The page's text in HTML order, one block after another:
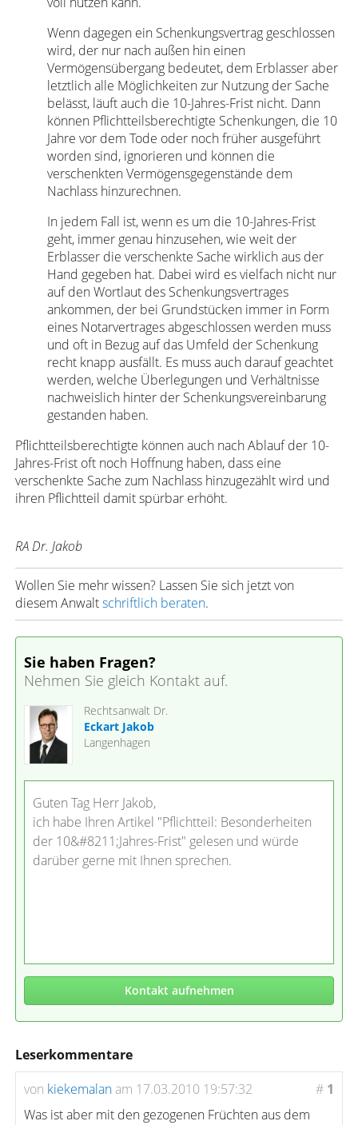
Wenn dagegen ein Schenkungsvertrag geschlossen
wird, der nur nach außen hin einen
Vermögensübergang bedeutet, dem Erblasser aber
letztlich alle Möglichkeiten zur Nutzung der Sache
belässt, läuft auch die 10-Jahres-Frist nicht. Dann
können Pflichtteilsberechtigte Schenkungen, die 10
Jahre vor dem Tode oder noch früher ausgeführt
worden sind, ignorieren und können die
verschenkten Vermögensgegenstände dem
Nachlass hinzurechnen.
In jedem Fall ist, wenn es um die 10-Jahres-Frist
geht, immer genau hinzusehen, wie weit der
Erblasser die verschenkte Sache wirklich aus der
Hand gegeben hat. Dabei wird es vielfach nicht nur
auf den Wortlaut des Schenkungsvertrages
ankommen, der bei Grundstücken immer in Form
eines Notarvertrages abgeschlossen werden muss
und oft in Bezug auf das Umfeld der Schenkung
recht knapp ausfällt. Es muss auch darauf geachtet
werden, welche Überlegungen und Verhältnisse
nachweislich hinter der Schenkungsvereinbarung
gestanden haben.
Pflichtteilsberechtigte können auch nach Ablauf der 10-
Jahres-Frist oft noch Hoffnung haben, dass eine
verschenkte Sache zum Nachlass hinzugezählt wird und
ihren Pflichtteil damit spürbar erhöht.
RA Dr. Jakob
Wollen Sie mehr wissen? Lassen Sie sich jetzt von
diesem Anwaltschriftlich beraten.
Sie haben Fragen?
Nehmen Sie gleich Kontakt auf.
Rechtsanwalt Dr.
Eckart Jakob
Langenhagen
Guten Tag Herr Jakob,
ich habe Ihren Artikel "Pflichtteil: Besonderheiten
der 10&#8211;Jahres-Frist" gelesen und würde
darüber gerne mit Ihnen sprechen.
Kontakt aufnehmen
Leserkommentare
von kiekemalanam 17.03.2010 19:57:32 # 1
Was ist aber mit den gezogenen Früchten aus dem